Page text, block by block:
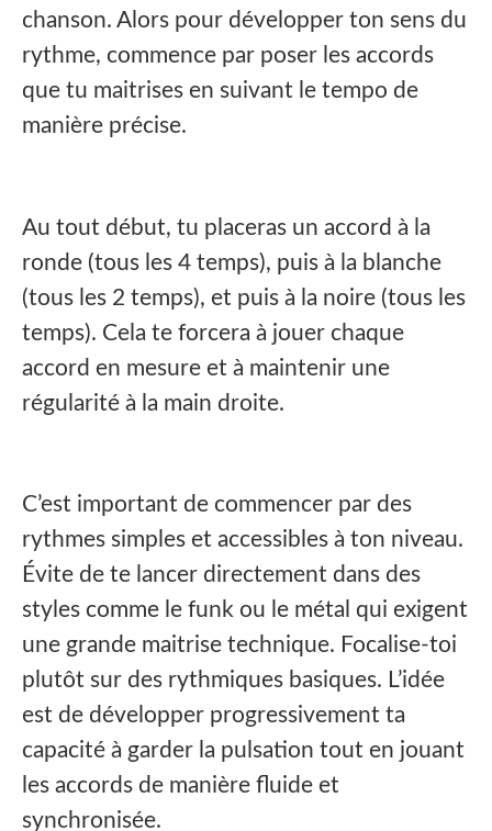
chanson. Alors pour développer ton sens du
rythme, commence par poser les accords
que tu maitrises en suivant le tempo de
manière précise.
Au tout début, tu placeras un accord à la
ronde (tous les 4 temps), puis à la blanche
(tous les 2 temps), et puis à la noire (tous les
temps). Cela te forcera à jouer chaque
accord en mesure et à maintenir une
régularité à la main droite.
C’est important de commencer par des
rythmes simples et accessibles à ton niveau.
Évite de te lancer directement dans des
styles comme le funk ou le métal qui exigent
une grande maitrise technique. Focalise-toi
plutôt sur des rythmiques basiques. L’idée
est de développer progressivement ta
capacité à garder la pulsation tout en jouant
les accords de manière fluide et
synchronisée.